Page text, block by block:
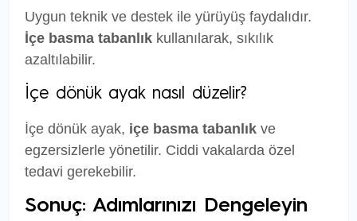
Uygun teknik ve destek ile yürüyüş faydalıdır.
İçe basma tabanlık kullanılarak, sıkılık
azaltılabilir.
İçe dönük ayak nasıl düzelir?
İçe dönük ayak, içe basma tabanlık ve
egzersizlerle yönetilir. Ciddi vakalarda özel
tedavi gerekebilir.
Sonuç: Adımlarınızı Dengeleyin